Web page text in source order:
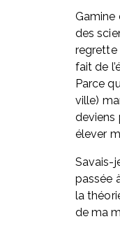
Gamine
des
regrette
fait de
Parce
ville)
deviens
élever
Savais-
passée
la
de ma